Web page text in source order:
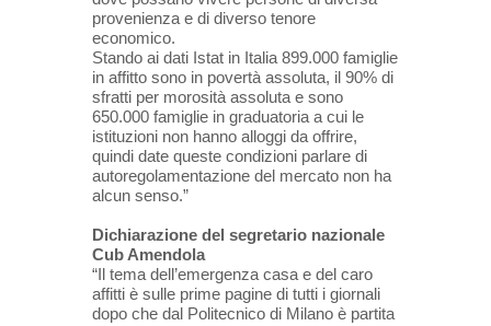
provenienza e di diverso tenore
economico.
Stando ai dati Istat in Italia 899.000 famiglie
in affitto sono in povertà assoluta, il 90% di
sfratti per morosità assoluta e sono
650.000 famiglie in graduatoria a cui le
istituzioni non hanno alloggi da offrire,
quindi date queste condizioni parlare di
autoregolamentazione del mercato non ha
alcun senso.”
Dichiarazione del segretario nazionale
Cub Amendola
“Il tema dell’emergenza casa e del caro
affitti è sulle prime pagine di tutti i giornali
dopo che dal Politecnico di Milano è partita